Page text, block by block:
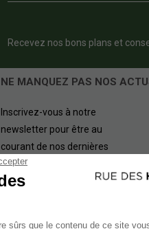
Recevez nos bons plans et
NE MANQUEZ PAS NOS
Inscrivez-vous à notre
newsletter pour être au
courant de nos dernières
offres.